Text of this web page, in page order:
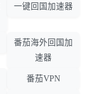
一键回国加速器
番茄海外回国加
速器
番茄VPN